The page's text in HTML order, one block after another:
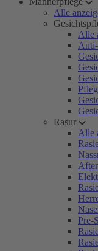
Alle
Alle
Rasur
Alle
Pre-